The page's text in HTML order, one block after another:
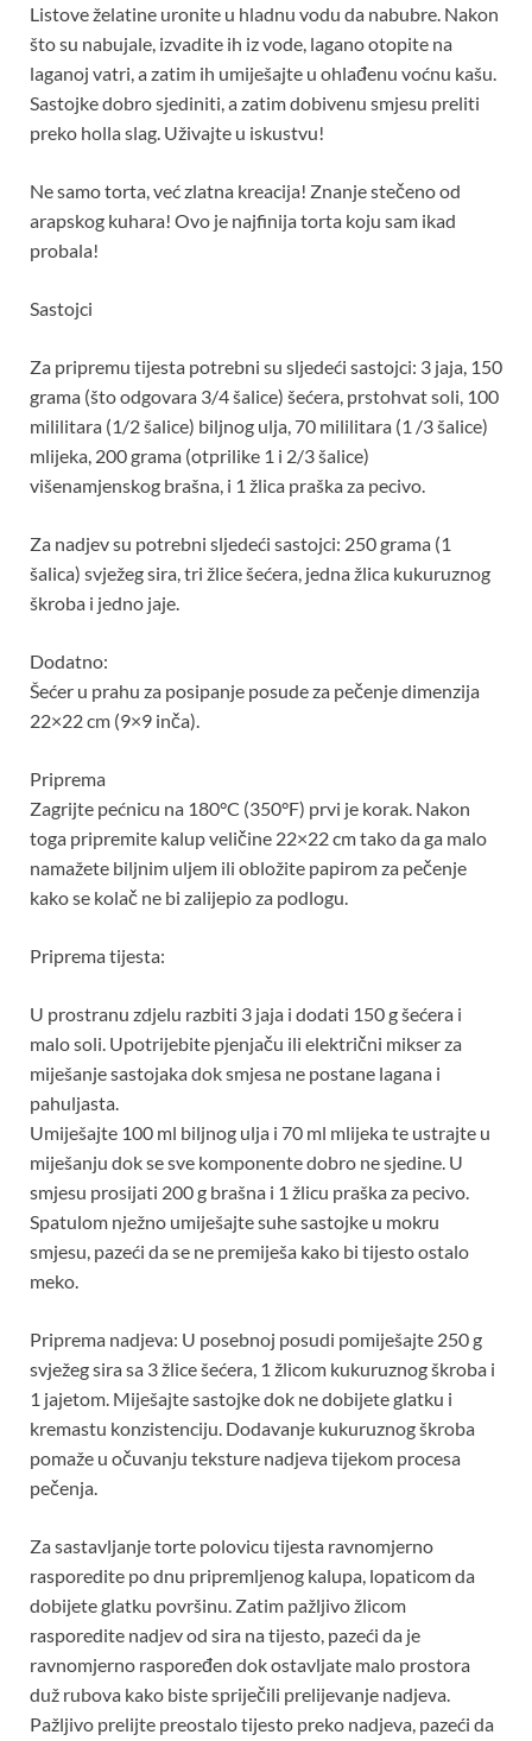
Listove želatine uronite u hladnu vodu da nabubre. Nakon
što su nabujale, izvadite ih iz vode, lagano otopite na
laganoj vatri, a zatim ih umiješajte u ohlađenu voćnu kašu.
Sastojke dobro sjediniti, a zatim dobivenu smjesu preliti
preko holla slag. Uživajte u iskustvu!
Ne samo torta, već zlatna kreacija! Znanje stečeno od
arapskog kuhara! Ovo je najfinija torta koju sam ikad
probala!
Sastojci
Za pripremu tijesta potrebni su sljedeći sastojci: 3 jaja, 150
grama (što odgovara 3/4 šalice) šećera, prstohvat soli, 100
mililitara (1/2 šalice) biljnog ulja, 70 mililitara (1 /3 šalice)
mlijeka, 200 grama (otprilike 1 i 2/3 šalice)
višenamjenskog brašna, i 1 žlica praška za pecivo.
Za nadjev su potrebni sljedeći sastojci: 250 grama (1
šalica) svježeg sira, tri žlice šećera, jedna žlica kukuruznog
škroba i jedno jaje.
Dodatno:
Šećer u prahu za posipanje posude za pečenje dimenzija
22×22 cm (9×9 inča).
Priprema
Zagrijte pećnicu na 180°C (350°F) prvi je korak. Nakon
toga pripremite kalup veličine 22×22 cm tako da ga malo
namažete biljnim uljem ili obložite papirom za pečenje
kako se kolač ne bi zalijepio za podlogu.
Priprema tijesta:
U prostranu zdjelu razbiti 3 jaja i dodati 150 g šećera i
malo soli. Upotrijebite pjenjaču ili električni mikser za
miješanje sastojaka dok smjesa ne postane lagana i
pahuljasta.
Umiješajte 100 ml biljnog ulja i 70 ml mlijeka te ustrajte u
miješanju dok se sve komponente dobro ne sjedine. U
smjesu prosijati 200 g brašna i 1 žlicu praška za pecivo.
Spatulom nježno umiješajte suhe sastojke u mokru
smjesu, pazeći da se ne premiješa kako bi tijesto ostalo
meko.
Priprema nadjeva: U posebnoj posudi pomiješajte 250 g
svježeg sira sa 3 žlice šećera, 1 žlicom kukuruznog škroba i
1 jajetom. Miješajte sastojke dok ne dobijete glatku i
kremastu konzistenciju. Dodavanje kukuruznog škroba
pomaže u očuvanju teksture nadjeva tijekom procesa
pečenja.
Za sastavljanje torte polovicu tijesta ravnomjerno
rasporedite po dnu pripremljenog kalupa, lopaticom da
dobijete glatku površinu. Zatim pažljivo žlicom
rasporedite nadjev od sira na tijesto, pazeći da je
ravnomjerno raspoređen dok ostavljate malo prostora
duž rubova kako biste spriječili prelijevanje nadjeva.
Pažljivo prelijte preostalo tijesto preko nadjeva, pazeći da